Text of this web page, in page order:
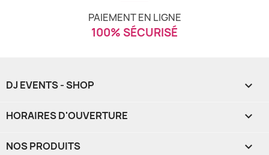
PAIEMENT EN LIGNE
100% SÉCURISÉ
DJ EVENTS - SHOP 
HORAIRES D'OUVERTURE 
NOS PRODUITS 